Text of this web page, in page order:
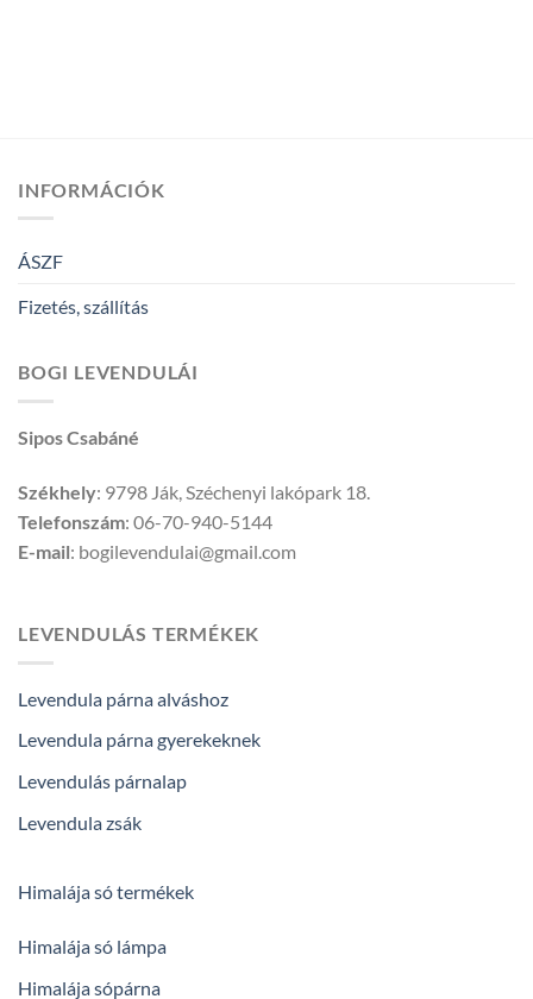
INFORMÁCIÓK
ÁSZF
Fizetés, szállítás
BOGI LEVENDULÁI
Sipos Csabáné
Székhely: 9798 Ják, Széchenyi lakópark 18.
Telefonszám: 06-70-940-5144
E-mail: bogilevendulai@gmail.com
LEVENDULÁS TERMÉKEK
Levendula párna alváshoz
Levendula párna gyerekeknek
Levendulás párnalap
Levendula zsák
Himalája só termékek
Himalája só lámpa
Himalája sópárna